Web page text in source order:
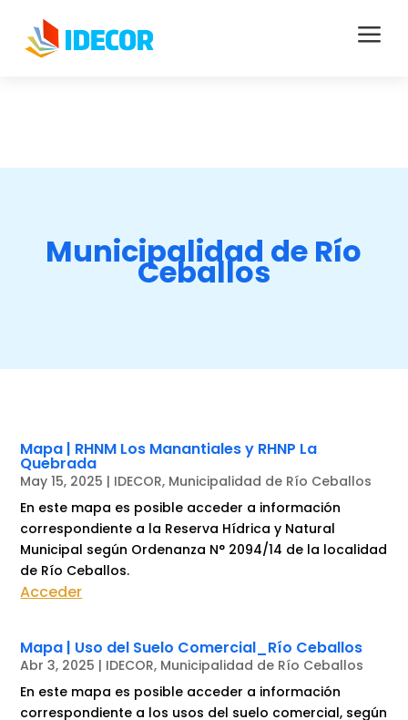
a
Municipalidad de Río
Ceballos
Mapa | RHNM Los Manantiales y RHNP La
Quebrada
May 15, 2025 | IDECOR, Municipalidad de Río Ceballos
En este mapa es posible acceder a información
correspondiente a la Reserva Hídrica y Natural
Municipal según Ordenanza N° 2094/14 de la localidad
de Río Ceballos.
Acceder
Mapa | Uso del Suelo Comercial_Río Ceballos
Abr 3, 2025 | IDECOR, Municipalidad de Río Ceballos
En este mapa es posible acceder a información
correspondiente a los usos del suelo comercial, según